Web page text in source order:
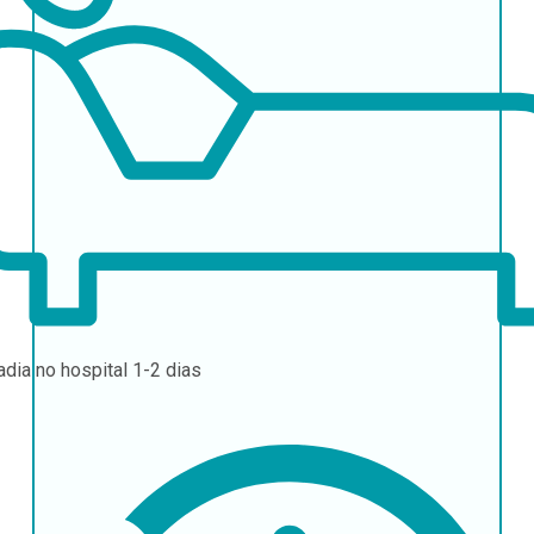
no hospital 1-2 dias